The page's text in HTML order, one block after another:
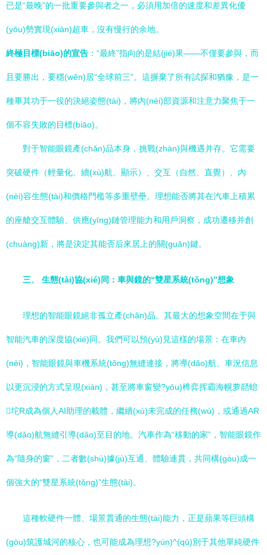
已是“最晚”的一批重要參與者之一，必須用加倍的速度和差異化優
(yōu)勢實現(xiàn)超車，沒有慢行的余地。
終極目標(biāo)的宣告 ：“最終”指向的是結(jié)果——不僅要參與，而
且要勝出，要穩(wěn)居“全球前三”。這摒棄了所有試探和猶豫，是一
種畢其功于一役的決絕姿態(tài)，將內(nèi)部資源和注意力聚焦于一
個不容失敗的目標(biāo)。
對于智能眼鏡產(chǎn)品本身，挑戰(zhàn)與機遇并存。它需要
突破硬件（輕量化、續(xù)航、顯示）、交互（自然、直覺）、內
(nèi)容生態(tài)和價格門檻等多重壁壘。理想能否將其在汽車上積累
的座艙交互體驗、供應(yīng)鏈管理能力和用戶洞察，成功遷移并創
(chuàng)新，將是決定其能否后來居上的關(guān)鍵。
三、 生態(tài)協(xié)同：車與鏡的“雙星系統(tǒng)”想象
理想的智能眼鏡絕非孤立產(chǎn)品。其最大的想象空間在于與
智能汽車的深度協(xié)同。我們可以預(yù)見這樣的場景：在車內
(nèi)，智能眼鏡與車機系統(tǒng)無縫連接，將導(dǎo)航、車況信息
以更沉浸的方式呈現(xiàn)，甚至將車窗變?yōu)榫弈挥霸海幌萝嚭螅
坨R成為個人AI助理的載體，繼續(xù)未完成的任務(wù)，或通過AR
導(dǎo)航無縫引導(dǎo)至目的地。汽車作為“移動的家”，智能眼鏡作
為“隨身的窗”，二者數(shù)據(jù)互通、體驗連貫，共同構(gòu)成一
個強大的“雙星系統(tǒng)”生態(tài)。
這種軟硬件一體、場景貫通的生態(tài)能力，正是蘋果等巨頭構
(gòu)筑護城河的核心，也可能成為理想?yún)^(qū)別于其他單純硬件